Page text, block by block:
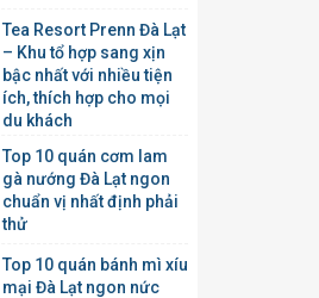
Tea Resort Prenn Đà Lạt
– Khu tổ hợp sang xịn
bậc nhất với nhiều tiện
ích, thích hợp cho mọi
du khách
Top 10 quán cơm lam
gà nướng Đà Lạt ngon
chuẩn vị nhất định phải
thử
Top 10 quán bánh mì xíu
mại Đà Lạt ngon nức